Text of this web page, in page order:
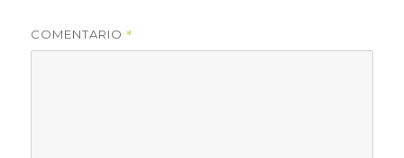
COMENTARIO *